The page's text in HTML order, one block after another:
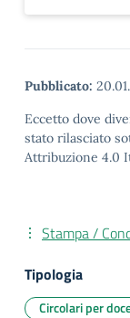
Pubblicato:
Eccetto dove
stato rilasciato
Attribuzione 4.0
Stampa /
Tipologia
Circolari per